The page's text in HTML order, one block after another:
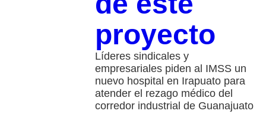
proyecto
Líderes sindicales y
empresariales piden al IMSS un
nuevo hospital en Irapuato para
atender el rezago médico del
corredor industrial de Guanajuato